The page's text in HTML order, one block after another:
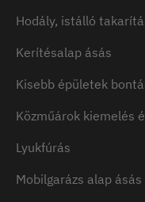
Hodály, istálló
Kerítésalap ásás
Kisebb épületek
Közműárok kiemelés
Lyukfúrás
Mobilgarázs alap ásás